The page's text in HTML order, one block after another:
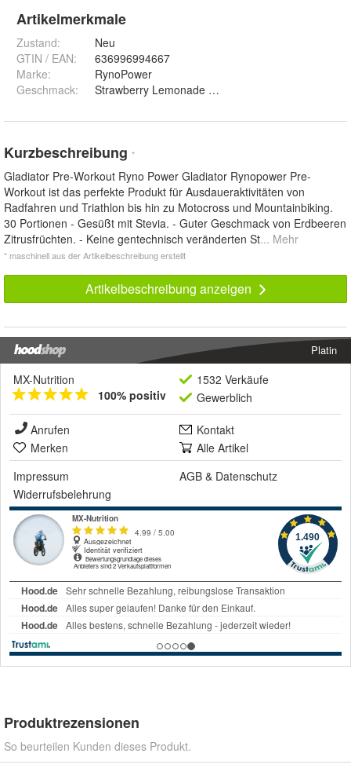
Artikelmerkmale
Zustand:
Neu
GTIN / EAN:
636996994667
Marke:
RynoPower
Geschmack:
Kurzbeschreibung *
Gladiator Pre-Workout Ryno Power Gladiator Rynopower Pre-
Workout ist das perfekte Produkt für Ausdaueraktivitäten von
Radfahren und Triathlon bis hin zu Motocross und Mountainbiking.
30 Portionen - Gesüßt mit Stevia. - Guter Geschmack von Erdbeeren
Zitrusfrüchten. - Keine gentechnisch veränderten St... Mehr
* maschinell aus der Artikelbeschreibung erstellt
Artikelbeschreibung anzeigen
Platin
MX-Nutrition
100% positiv
1532 Verkäufe
Gewerblich
Anrufen
Kontakt
Merken
Alle Artikel
Impressum
AGB & Datenschutz
Widerrufsbelehrung
Produktrezensionen
So beurteilen Kunden dieses Produkt.